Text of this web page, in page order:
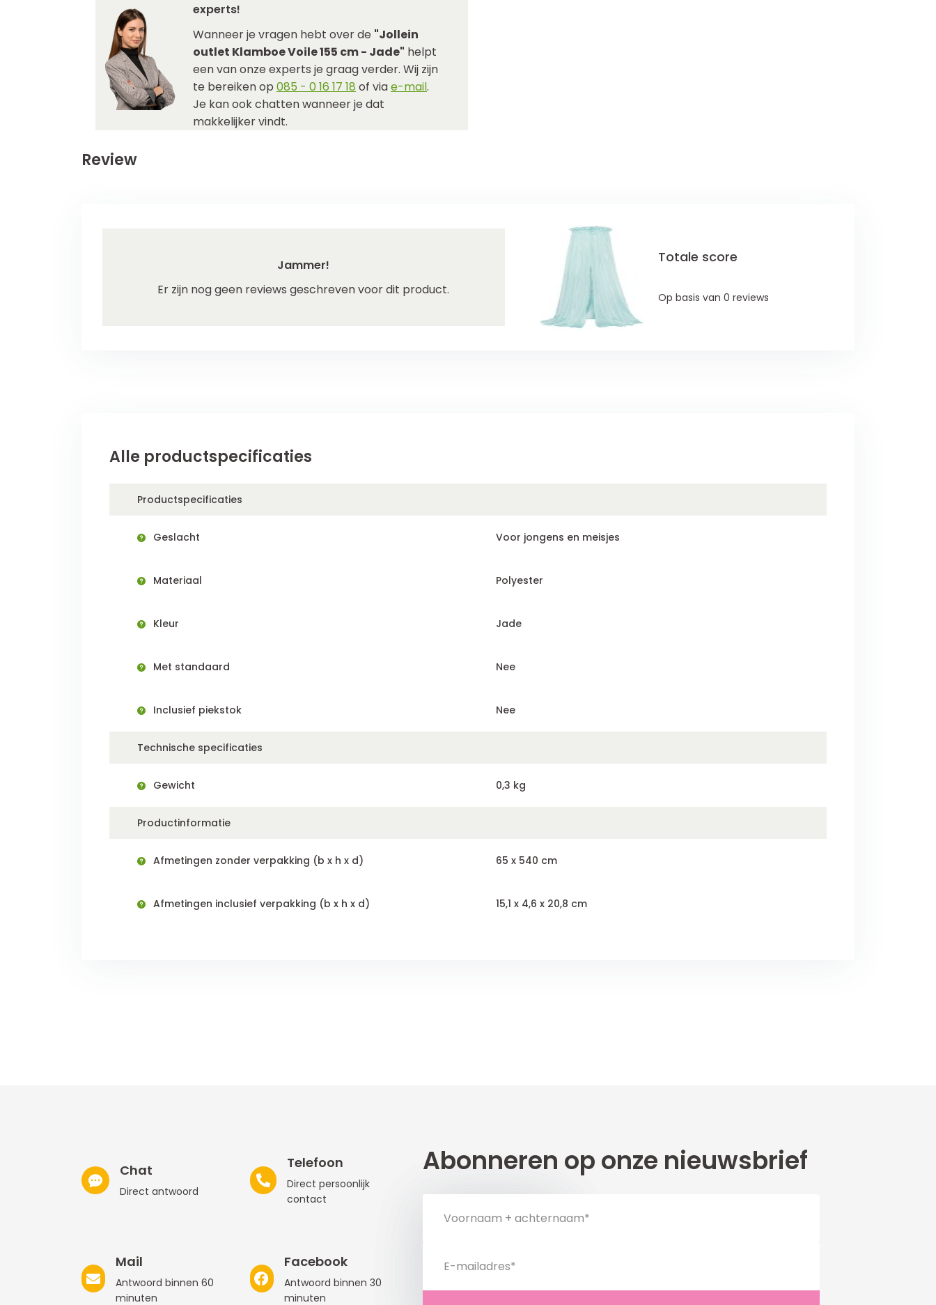
experts!
Wanneer je vragen hebt over de "Jollein
outlet Klamboe Voile 155 cm - Jade" helpt
een van onze experts je graag verder. Wij zijn
te bereiken op 085 - 0 16 17 18 of viae-mail.
Je kan ook chatten wanneer je dat
makkelijker vindt.
Review
Jammer!
Er zijn nog geen reviews geschreven voor dit product.
Totale score
Op basis van 0 reviews
Alle productspecificaties
Productspecificaties
Geslacht Voor jongens en meisjes
Materiaal Polyester
Kleur Jade
Met standaard Nee
Inclusief piekstok Nee
Technische specificaties
Gewicht 0,3 kg
Productinformatie
Afmetingen zonder verpakking (b x h x d) 65 x 540 cm
Afmetingen inclusief verpakking (b x h x d) 15,1 x 4,6 x 20,8 cm
Chat
Direct antwoord
Telefoon
Direct persoonlijk
contact
Mail
Antwoord binnen 60
minuten
Facebook
Antwoord binnen 30
minuten
Abonneren op onze nieuwsbrief